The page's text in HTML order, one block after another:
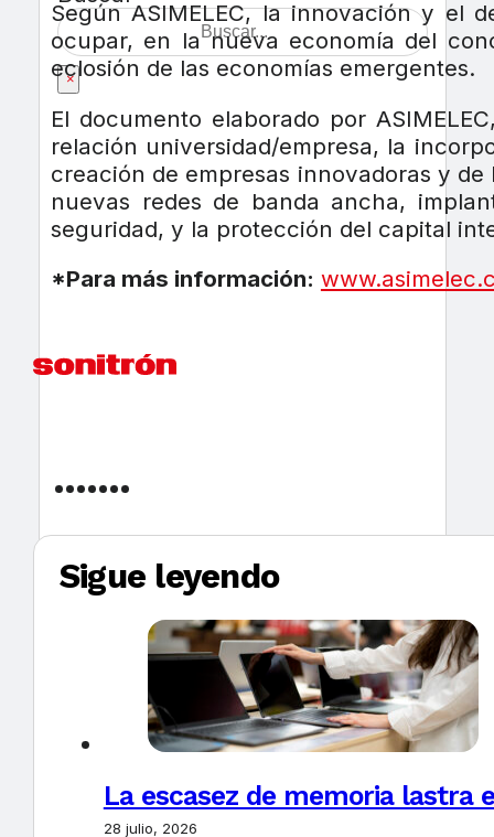
×
Según ASIMELEC, la innovación y el
ocupar, en la nueva economía del
eclosión de las economías emergentes.
El documento elaborado por
relación universidad/empresa, la
creación de empresas innovadoras y
nuevas redes de banda ancha,
seguridad, y la protección del capital
*Para más información:
Sigue leyendo
La escasez de memoria lastra
28 julio, 2026